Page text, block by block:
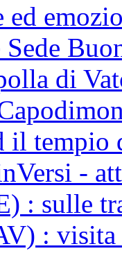
ed
di
il tempio
-
: sulle
: